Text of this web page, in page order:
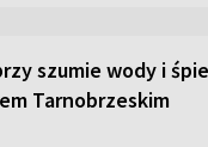
szumie wody i
Tarnobrzeskim